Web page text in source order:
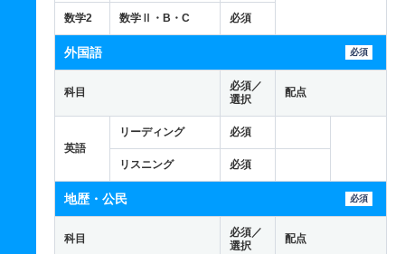
数学2 数学Ⅱ・B・C 必須
外国語 必須
科目
必須／
選択
配点
英語
リーディング 必須
リスニング 必須
地歴・公民 必須
科目
必須／
選択
配点